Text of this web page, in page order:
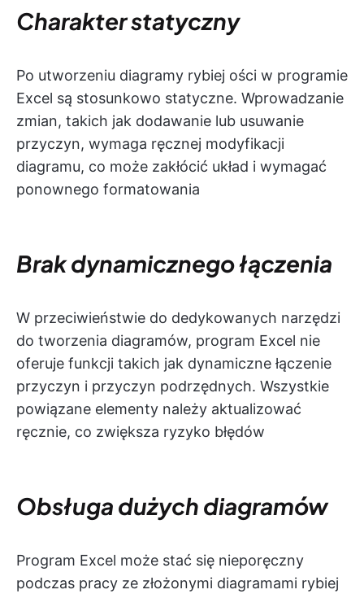
Charakter statyczny
Po utworzeniu diagramy rybiej ości w programie
Excel są stosunkowo statyczne. Wprowadzanie
zmian, takich jak dodawanie lub usuwanie
przyczyn, wymaga ręcznej modyfikacji
diagramu, co może zakłócić układ i wymagać
ponownego formatowania
Brak dynamicznego łączenia
W przeciwieństwie do dedykowanych narzędzi
do tworzenia diagramów, program Excel nie
oferuje funkcji takich jak dynamiczne łączenie
przyczyn i przyczyn podrzędnych. Wszystkie
powiązane elementy należy aktualizować
ręcznie, co zwiększa ryzyko błędów
Obsługa dużych diagramów
Program Excel może stać się nieporęczny
podczas pracy ze złożonymi diagramami rybiej